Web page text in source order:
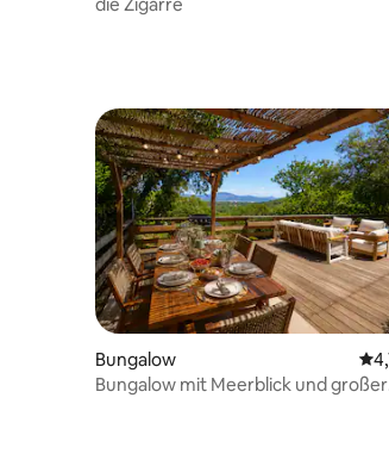
Bungalow
Bungalow mit Meerblick und großer